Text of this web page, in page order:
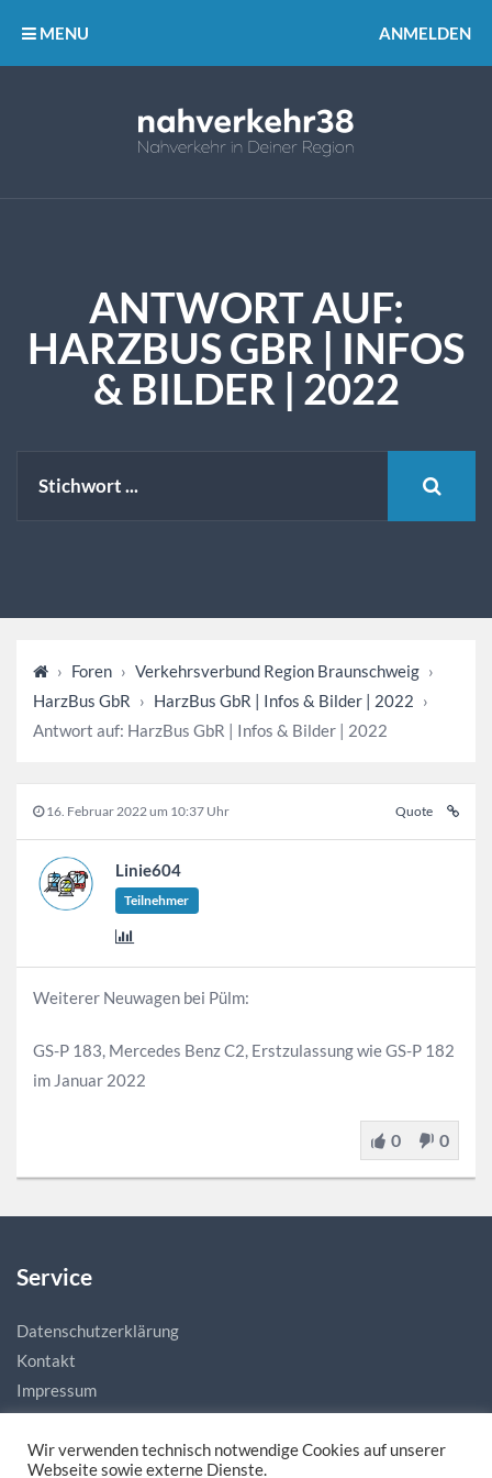
MENU ANMELDEN
ANTWORT AUF:
HARZBUS GBR | INFOS
& BILDER | 2022
› Foren › Verkehrsverbund Region Braunschweig ›
HarzBus GbR › HarzBus GbR | Infos & Bilder | 2022 ›
Antwort auf: HarzBus GbR | Infos & Bilder | 2022
16. Februar 2022 um 10:37 Uhr Quote
Linie604
Teilnehmer
Weiterer Neuwagen bei Pülm:
GS-P 183, Mercedes Benz C2, Erstzulassung wie GS-P 182
im Januar 2022
0 0
Service
Datenschutzerklärung
Kontakt
Impressum
Wir verwenden technisch notwendige Cookies auf unserer
Webseite sowie externe Dienste.